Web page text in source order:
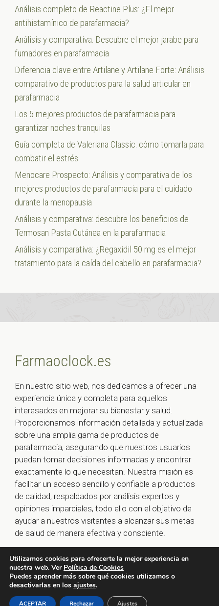
Análisis completo de Reactine Plus: ¿El mejor
antihistamínico de parafarmacia?
Análisis y comparativa: Descubre el mejor jarabe para
fumadores en parafarmacia
Diferencia clave entre Artilane y Artilane Forte: Análisis
comparativo de productos para la salud articular en
parafarmacia
Los 5 mejores productos de parafarmacia para
garantizar noches tranquilas
Guía completa de Valeriana Classic: cómo tomarla para
combatir el estrés
Menocare Prospecto: Análisis y comparativa de los
mejores productos de parafarmacia para el cuidado
durante la menopausia
Análisis y comparativa: descubre los beneficios de
Termosan Pasta Cutánea en la parafarmacia
Análisis y comparativa: ¿Regaxidil 50 mg es el mejor
tratamiento para la caída del cabello en parafarmacia?
Farmaoclock.es
En nuestro sitio web, nos dedicamos a ofrecer una
experiencia única y completa para aquellos
interesados en mejorar su bienestar y salud.
Proporcionamos información detallada y actualizada
sobre una amplia gama de productos de
parafarmacia, asegurando que nuestros usuarios
puedan tomar decisiones informadas y encontrar
exactamente lo que necesitan. Nuestra misión es
facilitar un acceso sencillo y confiable a productos
de calidad, respaldados por análisis expertos y
opiniones imparciales, todo ello con el objetivo de
ayudar a nuestros visitantes a alcanzar sus metas
de salud de manera efectiva y consciente.
© 2026 farmaoclock.es -Política de Privacidad y Aviso
Legal-Política de Cookies
Utilizamos cookies para ofrecerte la mejor experiencia en
nuestra web. Ver Política de Cookies
Puedes aprender más sobre qué cookies utilizamos o
desactivarlas en los ajustes.
ACEPTAR Rechazar Ajustes